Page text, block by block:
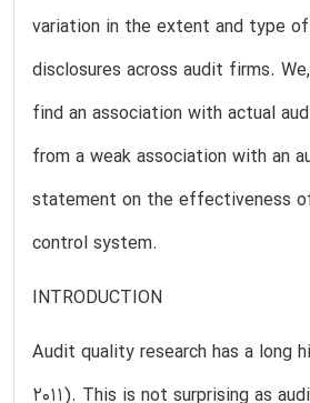
variation in the extent and type of
disclosures across audit firms.
find an association with actual
from a weak association with an
statement on the effectiveness
control system.
INTRODUCTION
Audit quality research has a long
2011). This is not surprising as